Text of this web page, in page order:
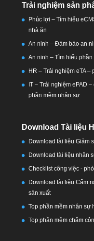
Trải nghiệm sản
Phúc lợi – Tìm hiểu
nhà ăn
An ninh – Đảm bảo an
An ninh – Tìm hiểu phần
HR – Trải nghiệm eTA –
IT – Trải nghiệm ePAD
phần mềm nhân sự
Download Tài liệu
Download tài liệu Giảm
Download tài liệu nhân
Checklist công việc -
Download tài liệu Cẩm
sản xuất
Top phần mềm nhân sự
Top phần mềm chấm